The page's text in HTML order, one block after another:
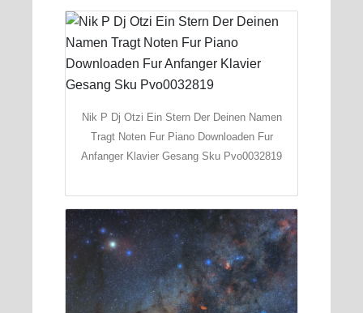
Nik P Dj Otzi Ein Stern Der Deinen Namen
Tragt Noten Fur Piano Downloaden Fur
Anfanger Klavier Gesang Sku Pvo0032819